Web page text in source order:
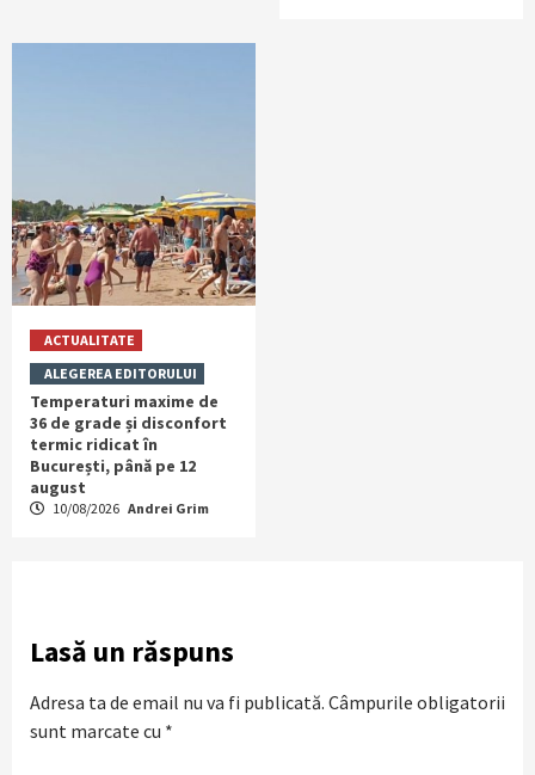
ACTUALITATE
ALEGEREA EDITORULUI
Temperaturi maxime de
36 de grade și disconfort
termic ridicat în
București, până pe 12
august
10/08/2026 Andrei Grim
Lasă un răspuns
Adresa ta de email nu va fi publicată. Câmpurile obligatorii
sunt marcate cu *